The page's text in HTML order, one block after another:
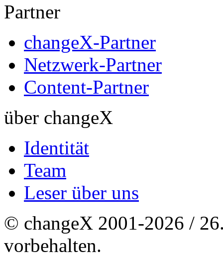
Partner
changeX-Partner
Netzwerk-Partner
Content-Partner
über changeX
Identität
Team
Leser über uns
© changeX 2001-2026 /
vorbehalten.